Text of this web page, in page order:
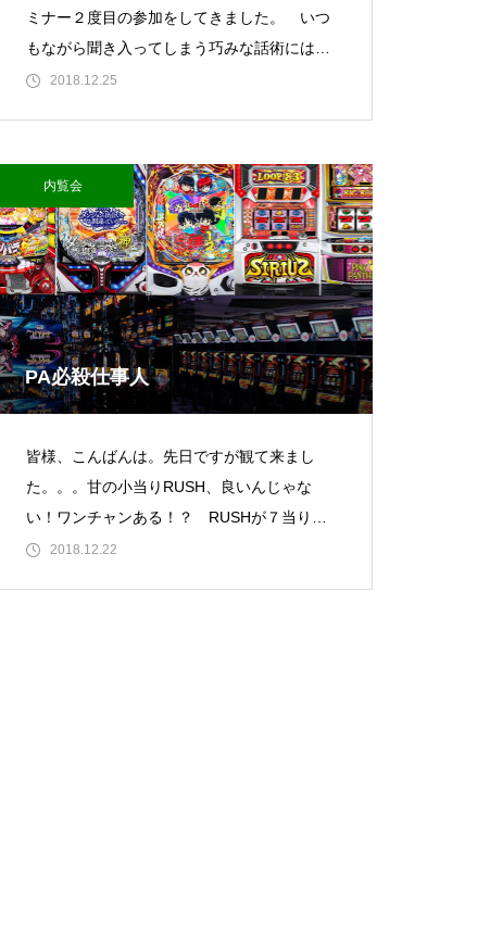
ゴールデンセンター様
大王天王台店様
物件視察
物件視察①
ミナー２度目の参加をしてきました。 いつ
もながら聞き入ってしまう巧みな話術には圧
巻の一言。 勉強になりますm(_ _)m来年も
2018.12.25
内覧会
PA必殺仕事人
皆様、こんばんは。先日ですが観て来まし
た。。。甘の小当りRUSH、良いんじゃな
い！ワンチャンある！？ RUSHが７当り
(10R)に付
2018.12.22